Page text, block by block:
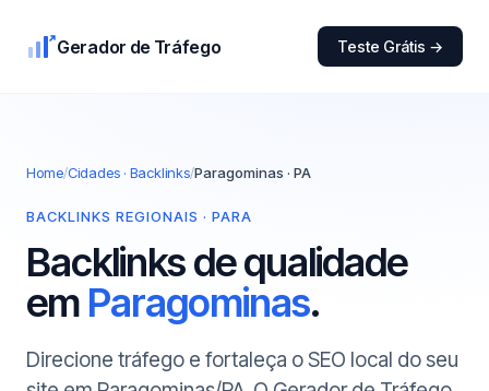
Gerador de Tráfego Teste Grátis →
Home/Cidades · Backlinks/Paragominas · PA
BACKLINKS REGIONAIS · PARA
Backlinks de qualidade
em Paragominas.
Direcione tráfego e fortaleça o SEO local do seu